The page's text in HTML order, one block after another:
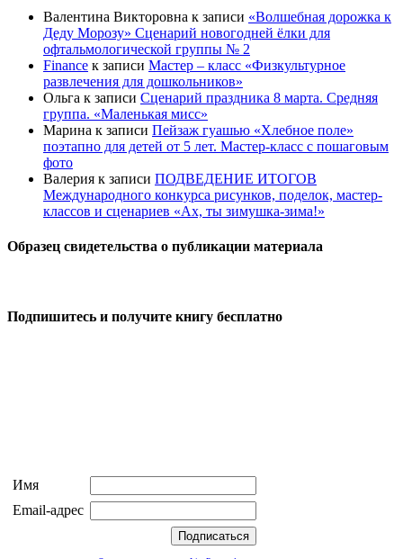
Валентина Викторовна к записи «Волшебная дорожка к
Деду Морозу» Сценарий новогодней ёлки для
офтальмологической группы № 2
Finance к записи Мастер – класс «Физкультурное
развлечения для дошкольников»
Ольга к записи Сценарий праздника 8 марта. Средняя
группа. «Маленькая мисс»
Марина к записи Пейзаж гуашью «Хлебное поле»
поэтапно для детей от 5 лет. Мастер-класс с пошаговым
фото
Валерия к записи ПОДВЕДЕНИЕ ИТОГОВ
Международного конкурса рисунков, поделок, мастер-
классов и сценариев «Ах, ты зимушка-зима!»
Образец свидетельства о публикации материала
Подпишитесь и получите книгу бесплатно
Имя
Email-адрес